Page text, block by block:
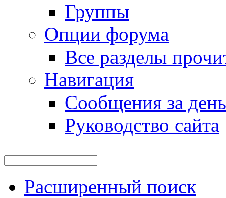
Группы
Опции форума
Все разделы
Навигация
Сообщения за день
Руководство сайта
Расширенный поиск